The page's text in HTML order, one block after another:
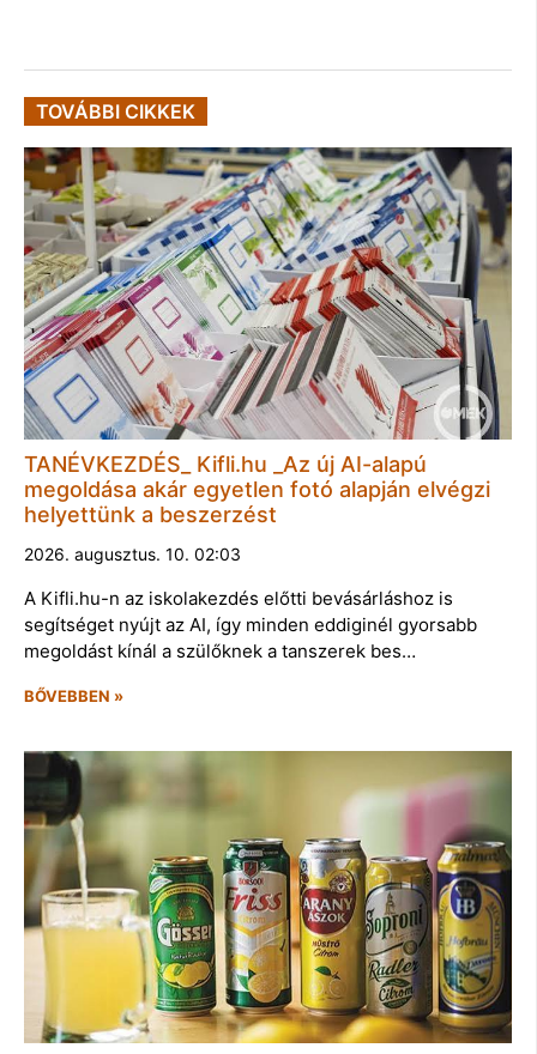
TOVÁBBI CIKKEK
TANÉVKEZDÉS_ Kifli.hu _Az új AI-alapú
megoldása akár egyetlen fotó alapján elvégzi
helyettünk a beszerzést
2026. augusztus. 10. 02:03
A Kifli.hu-n az iskolakezdés előtti bevásárláshoz is
segítséget nyújt az AI, így minden eddiginél gyorsabb
megoldást kínál a szülőknek a tanszerek bes…
BŐVEBBEN »